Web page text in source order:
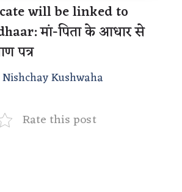
will be linked to
मां-पिता के आधार से
पत्र
Nishchay Kushwaha
Rate this post